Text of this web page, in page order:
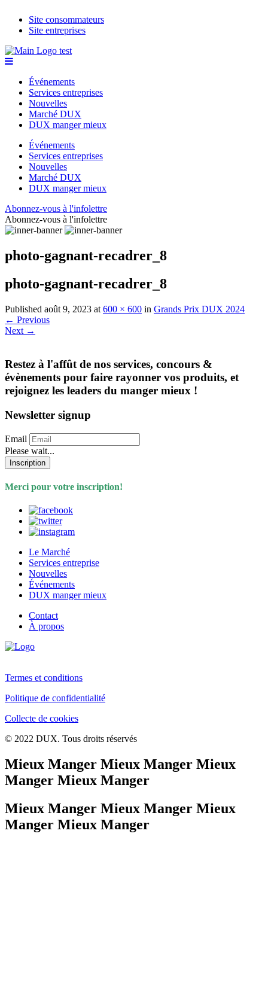
Site consommateurs
Site entreprises
Événements
Services entreprises
Nouvelles
Marché DUX
DUX manger mieux
Événements
Services entreprises
Nouvelles
Marché DUX
DUX manger mieux
Abonnez-vous à l'infolettre
Abonnez-vous à l'infolettre
photo-gagnant-recadrer_8
photo-gagnant-recadrer_8
Published août 9, 2023 at 600 × 600 in Grands Prix DUX 2024
← Previous
Next →
Restez à l'affût de nos services, concours &
évènements pour faire rayonner vos produits, et
rejoignez les leaders du manger mieux !
Newsletter signup
Email
Please wait...
Inscription
Merci pour votre inscription!
Le Marché
Services entreprise
Nouvelles
Événements
DUX manger mieux
Contact
À propos
Termes et conditions
Politique de confidentialité
Collecte de cookies
© 2022 DUX. Tous droits réservés
Mieux Manger Mieux Manger Mieux
Manger Mieux Manger
Mieux Manger Mieux Manger Mieux
Manger Mieux Manger